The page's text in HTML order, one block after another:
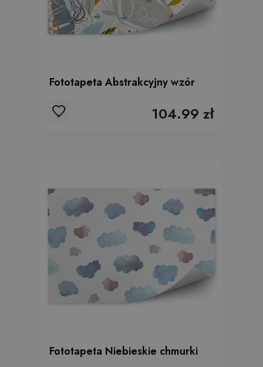
Fototapeta Abstrakcyjny wzór
104.99 zł
Fototapeta Niebieskie chmurki